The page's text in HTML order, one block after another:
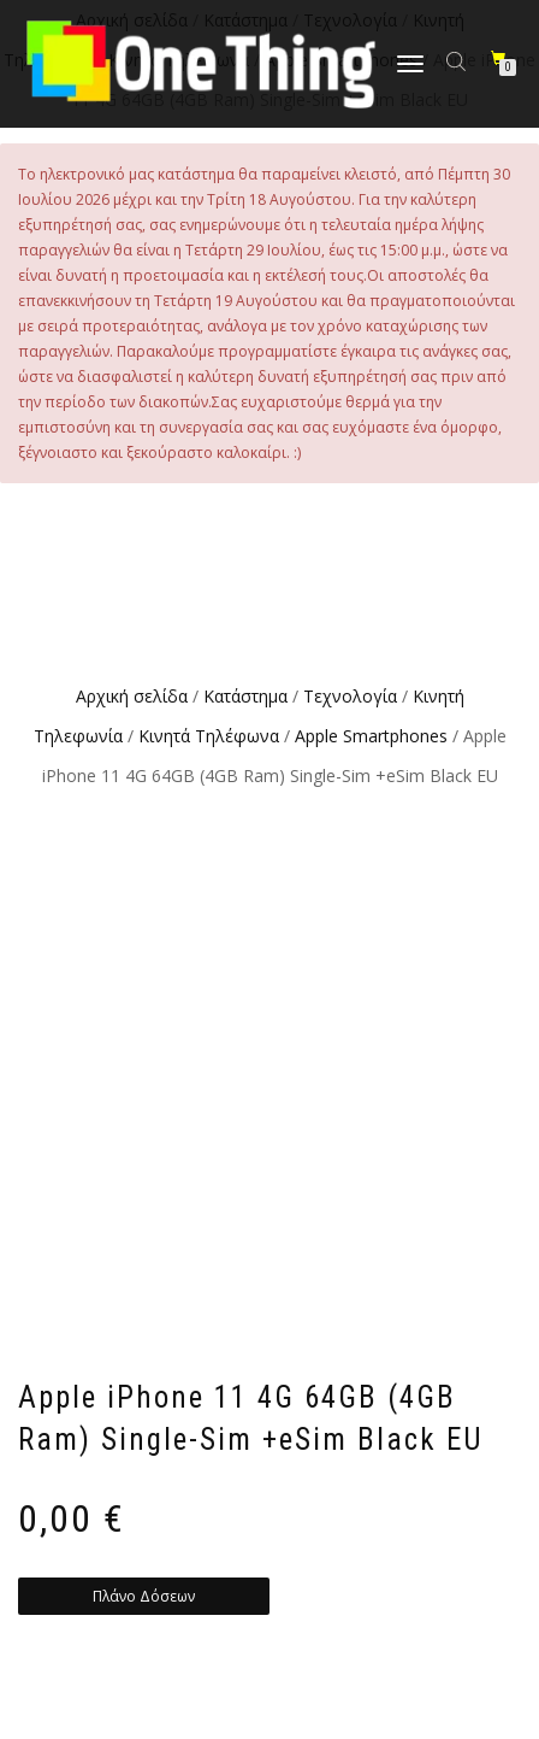
περιεχόμενο
Εναλλαγή
0
Αρχική σελίδα Κατάστημα Τεχνολογία
Κινητή
Τηλεφωνία
/Κινητά Τηλέφωνα Apple Smartphones/ Apple iPhone
11 4G 64GB (4GB Ram) Single-Sim +eSim Black EU
Το ηλεκτρονικό μας κατάστημα θα παραμείνει κλειστό, από Πέμπτη 30
Ιουλίου 2026 μέχρι και την Τρίτη 18 Αυγούστου. Για την καλύτερη
εξυπηρέτησή σας, σας ενημερώνουμε ότι η τελευταία ημέρα λήψης
παραγγελιών θα είναι η Τετάρτη 29 Ιουλίου, έως τις 15:00 μ.μ., ώστε να
είναι δυνατή η προετοιμασία και η εκτέλεσή τους.Οι αποστολές θα
επανεκκινήσουν τη Τετάρτη 19 Αυγούστου και θα πραγματοποιούνται
με σειρά προτεραιότητας, ανάλογα με τον χρόνο καταχώρισης των
παραγγελιών. Παρακαλούμε προγραμματίστε έγκαιρα τις ανάγκες σας,
ώστε να διασφαλιστεί η καλύτερη δυνατή εξυπηρέτησή σας πριν από
την περίοδο των διακοπών.Σας ευχαριστούμε θερμά για την
εμπιστοσύνη και τη συνεργασία σας και σας ευχόμαστε ένα όμορφο,
ξέγνοιαστο και ξεκούραστο καλοκαίρι. :)
Αρχική σελίδα/ Κατάστημα/ Τεχνολογία/ Κινητή
Τηλεφωνία/ Κινητά Τηλέφωνα/ Apple Smartphones / Apple
iPhone 11 4G 64GB (4GB Ram) Single-Sim +eSim Black EU
Apple iPhone 11 4G 64GB (4GB
Ram) Single-Sim +eSim Black EU
0,00 €
Πλάνο Δόσεων